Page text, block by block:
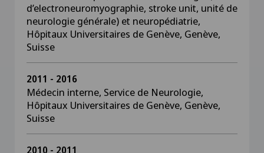
d’electroneuromyographie, stroke unit, unité de
neurologie générale) et neuropédiatrie,
Hôpitaux Universitaires de Genève, Genève,
Suisse
2011 - 2016
Médecin interne, Service de Neurologie,
Hôpitaux Universitaires de Genève, Genève,
Suisse
2010 - 2011